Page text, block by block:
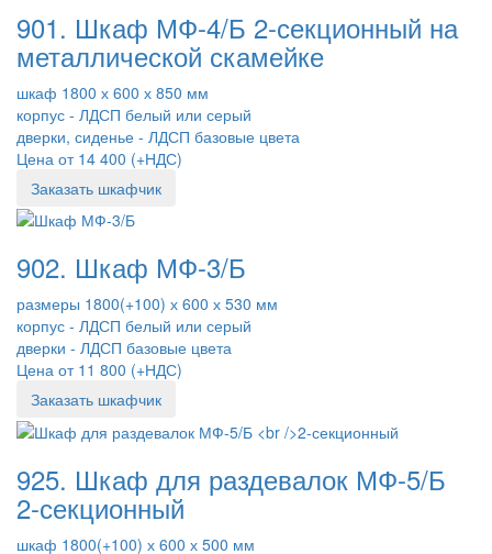
901. Шкаф МФ-4/Б 2-секционный на
металлической скамейке
шкаф 1800 х 600 х 850 мм
корпус - ЛДСП белый или серый
дверки, сиденье - ЛДСП базовые цвета
Цена от 14 400 (+НДС)
Заказать шкафчик
902. Шкаф МФ-3/Б
размеры 1800(+100) х 600 х 530 мм
корпус - ЛДСП белый или серый
дверки - ЛДСП базовые цвета
Цена от 11 800 (+НДС)
Заказать шкафчик
925. Шкаф для раздевалок МФ-5/Б
2-секционный
шкаф 1800(+100) х 600 х 500 мм